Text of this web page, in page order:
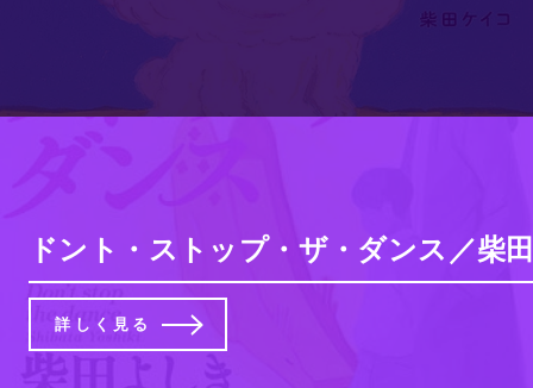
ドント・ストップ・ザ・ダンス／柴
詳しく見る